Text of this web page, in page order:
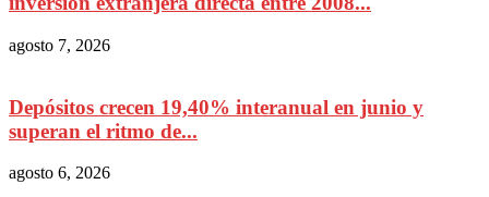
agosto 7, 2026
Depósitos crecen 19,40% interanual en junio y
superan el ritmo de...
agosto 6, 2026